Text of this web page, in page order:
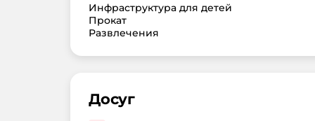
Инфраструктура для детей
Прокат
Развлечения
Досуг